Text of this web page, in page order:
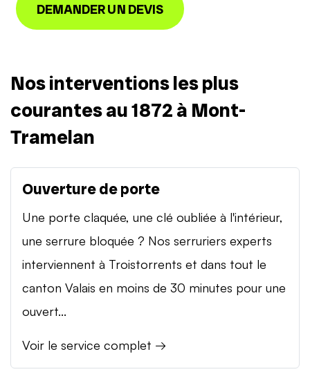
DEMANDER UN DEVIS
Nos interventions les plus
courantes au 1872 à Mont-
Tramelan
Ouverture de porte
Une porte claquée, une clé oubliée à l'intérieur,
une serrure bloquée ? Nos serruriers experts
interviennent à Troistorrents et dans tout le
canton Valais en moins de 30 minutes pour une
ouvert...
Voir le service complet →